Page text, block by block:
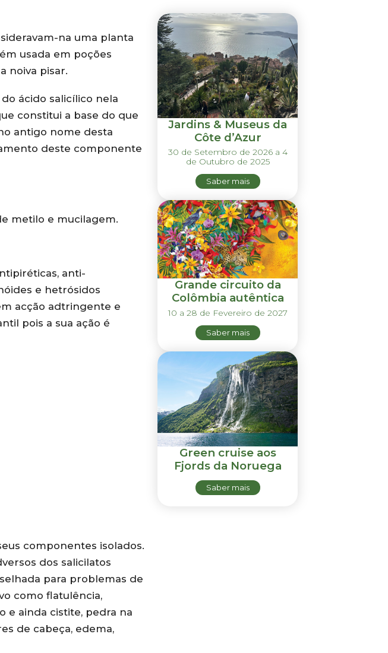
na uma planta
usada em poções
noiva pisar.
ácido salicílico nela
constitui a base do que
antigo nome desta
deste componente
metilo e mucilagem.
anti-
e hetrósidos
acção adtringente e
pois a sua ação é
componentes isolados.
dos salicilatos
para problemas de
como flatulência,
e ainda cistite, pedra na
de cabeça, edema,
Jardins & Museus da
Côte d’Azur
30 de Setembro de 2026 a 4
de Outubro de 2025
Saber mais
Grande circuito da
Colômbia autêntica
10 a 28 de Fevereiro de 2027
Saber mais
Green cruise aos
Fjords da Noruega
Saber mais